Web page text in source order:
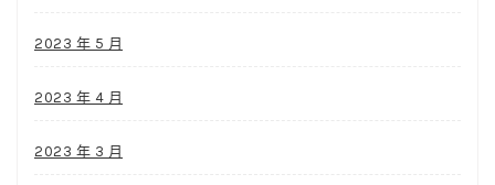
2023 年 5 月
2023 年 4 月
2023 年 3 月